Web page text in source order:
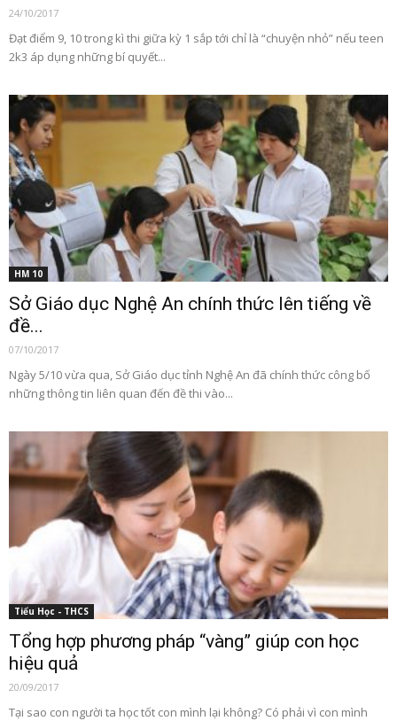
24/10/2017
Đạt điểm 9, 10 trong kì thi giữa kỳ 1 sắp tới chỉ là “chuyện nhỏ” nếu teen
2k3 áp dụng những bí quyết...
HM 10
Sở Giáo dục Nghệ An chính thức lên tiếng về
đề...
07/10/2017
Ngày 5/10 vừa qua, Sở Giáo dục tỉnh Nghệ An đã chính thức công bố
những thông tin liên quan đến đề thi vào...
Tiểu Học - THCS
Tổng hợp phương pháp “vàng” giúp con học
hiệu quả
20/09/2017
Tại sao con người ta học tốt con mình lại không? Có phải vì con mình